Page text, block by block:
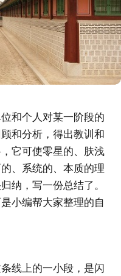
和个人对某一阶段的
和分析，得出教训和
它可使零星的、肤浅
、系统的、本质的理
纳，写一份总结了。
小编帮大家整理的自
线上的一小段，是闪